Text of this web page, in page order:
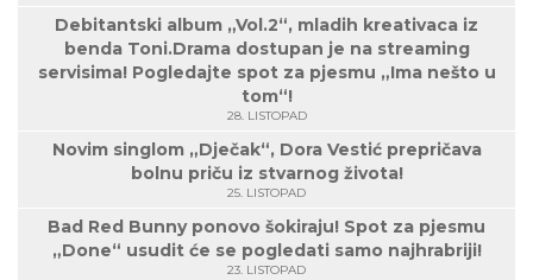
Debitantski album „Vol.2“, mladih kreativaca iz
benda Toni.Drama dostupan je na streaming
servisima! Pogledajte spot za pjesmu „Ima nešto u
tom“!
28. LISTOPAD
Novim singlom „Dječak“, Dora Vestić prepričava
bolnu priču iz stvarnog života!
25. LISTOPAD
Bad Red Bunny ponovo šokiraju! Spot za pjesmu
„Done“ usudit će se pogledati samo najhrabriji!
23. LISTOPAD